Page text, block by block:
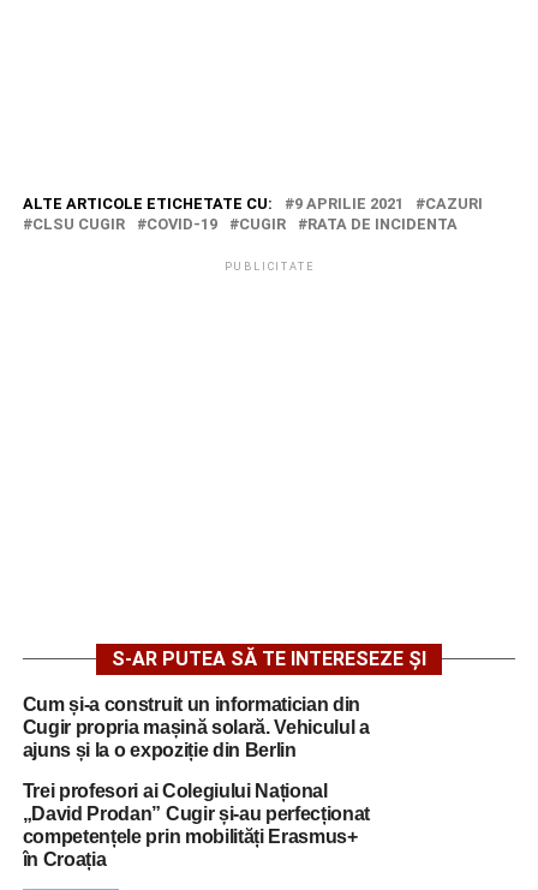
ALTE ARTICOLE ETICHETATE CU: 9 APRILIE 2021
CAZURI
CLSU CUGIR
COVID-19 CUGIR RATA DE INCIDENTA
PUBLICITATE
S-AR PUTEA SĂ TE INTERESEZE ȘI
Cum și-a construit un informatician din
Cugir propria mașină solară. Vehiculul a
ajuns și la o expoziție din Berlin
Trei profesori ai Colegiului Național
„David Prodan” Cugir și-au perfecționat
competențele prin mobilități Erasmus+
în Croația